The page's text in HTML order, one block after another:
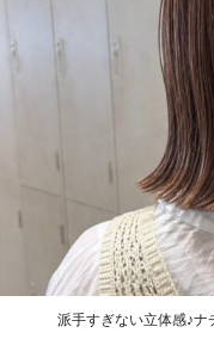
派手すぎない立体感♪ナ